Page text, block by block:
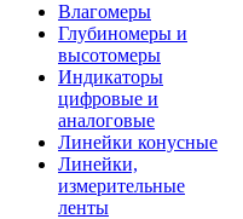
Влагомеры
Глубиномеры и
высотомеры
Индикаторы
цифровые и
аналоговые
Линейки конусные
Линейки,
измерительные
ленты